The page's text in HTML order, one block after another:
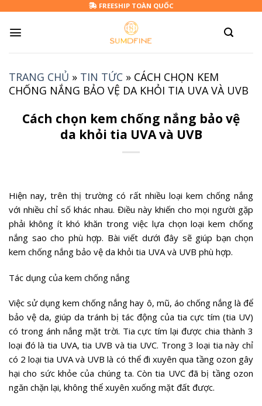
content
FREESHIP TOÀN QUỐC
TRANG CHỦ » TIN TỨC » CÁCH CHỌN KEM
CHỐNG NẮNG BẢO VỆ DA KHỎI TIA UVA VÀ UVB
Cách chọn kem chống nắng bảo vệ
da khỏi tia UVA và UVB
Hiện nay, trên thị trường có rất nhiều loại kem chống nắng
với nhiều chỉ số khác nhau. Điều này khiến cho mọi người gặp
phải không ít khó khăn trong việc lựa chọn loại kem chống
nắng sao cho phù hợp. Bài viết dưới đây sẽ giúp bạn chọn
kem chống nắng bảo vệ da khỏi tia UVA và UVB phù hợp.
Tác dụng của kem chống nắng
Việc sử dụng kem chống nắng hay ô, mũ, áo chống nắng là để
bảo vệ da, giúp da tránh bị tác động của tia cực tím (tia UV)
có trong ánh nắng mặt trời. Tia cực tím lại được chia thành 3
loại đó là tia UVA, tia UVB và tia UVC. Trong 3 loại tia này chỉ
có 2 loại tia UVA và UVB là có thể đi xuyên qua tầng ozon gây
hại cho sức khỏe của chúng ta. Còn tia UVC đã bị tầng ozon
ngăn chặn lại, không thể xuyên xuống mặt đất được.